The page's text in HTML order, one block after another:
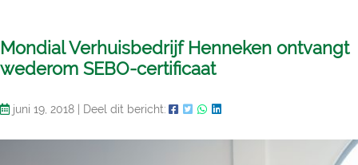
Mondial Verhuisbedrijf Henneken ontvangt
wederom SEBO-certificaat
juni 19, 2018 | Deel dit bericht: